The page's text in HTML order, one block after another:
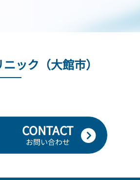
ック（大館市）
CONTACT
お問い合わせ